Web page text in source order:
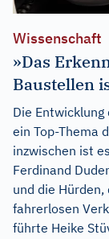
Wissenschaft
»Das
Baustellen
Die
ein Top-Thema
inzwischen ist
Ferdinand
und die Hürden,
fahrerlosen
führte Heike